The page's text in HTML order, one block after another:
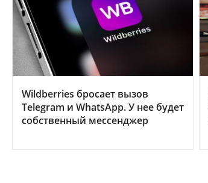
Wildberries бросает вызов
Telegram и WhatsApp. У нее будет
собственный мессенджер